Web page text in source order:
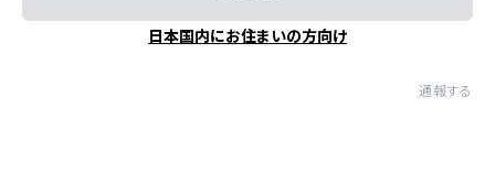
日本国内にお住まいの方向け
通報する